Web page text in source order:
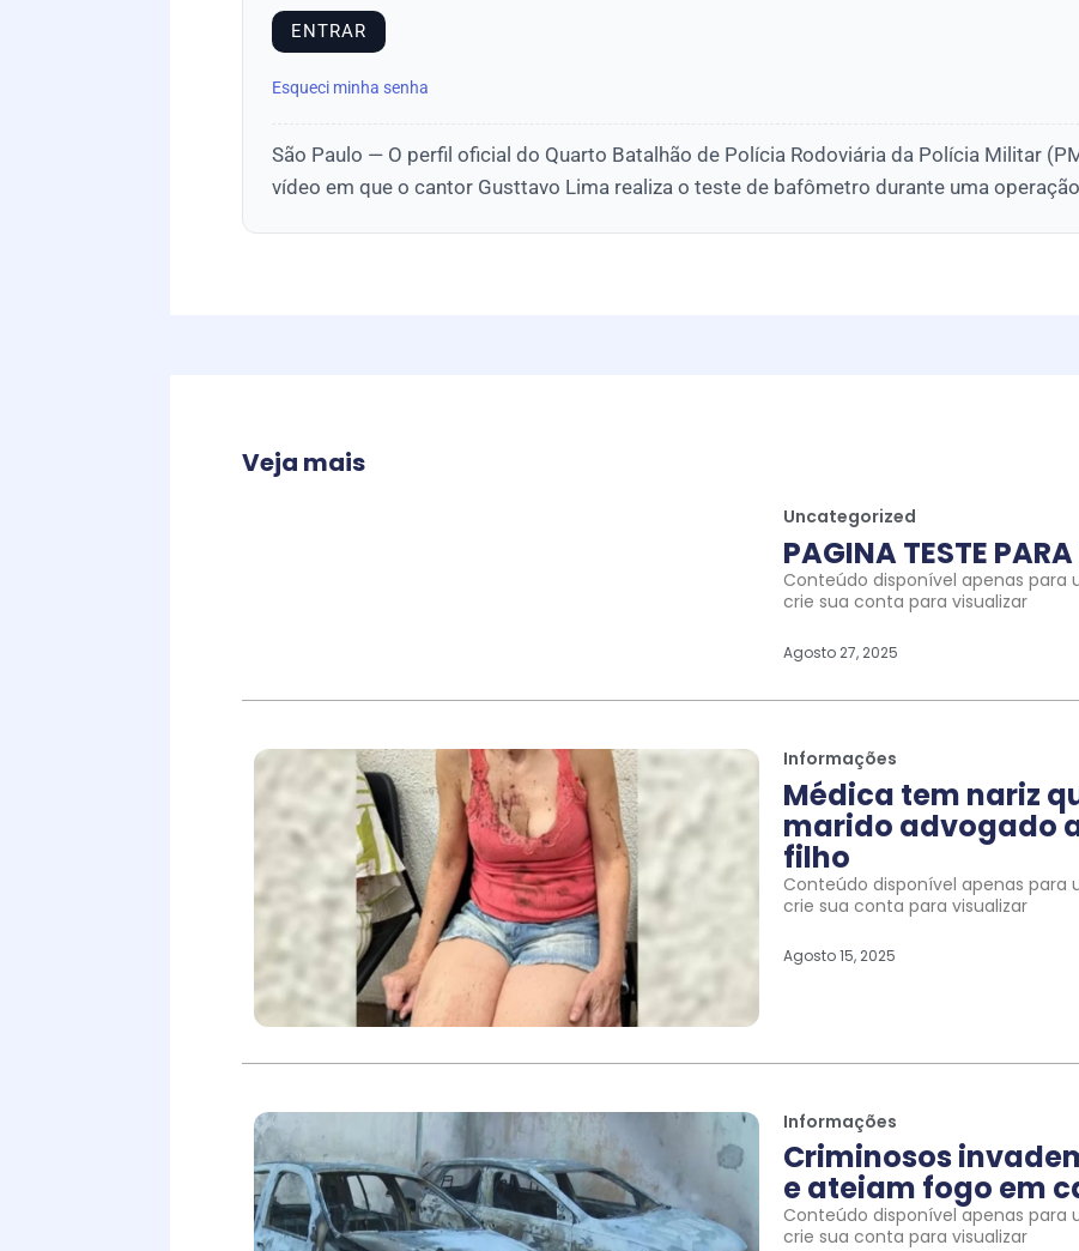
Esqueci minha senha
São Paulo — O perfil oficial do Quarto Batalhão de Polícia Rodoviária da Polícia Militar
vídeo em que o cantor Gusttavo Lima realiza o teste de bafômetro durante uma
Veja mais
Uncategorized
PAGINA TESTE
Conteúdo disponível apenas para
crie sua conta para visualizar
Agosto 27, 2025
Informações
Médica tem nariz
marido advogado
filho
Conteúdo disponível apenas para
crie sua conta para visualizar
Agosto 15, 2025
Informações
Criminosos
e ateiam fogo em
Conteúdo disponível apenas para
crie sua conta para visualizar